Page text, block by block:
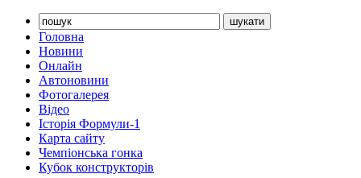
Головна
Новини
Онлайн
Автоновини
Фотогалерея
Відео
Історія Формули-1
Карта сайту
Чемпіонська гонка
Кубок конструкторів